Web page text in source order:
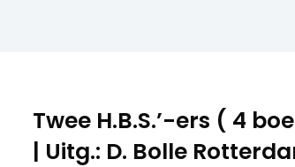
Twee H.B.S.’-ers ( 4
| Uitg.: D. Bolle